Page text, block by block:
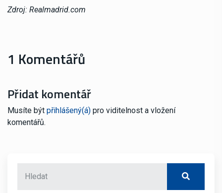
Zdroj: Realmadrid.com
1 Komentářů
Přidat komentář
Musíte být přihlášený(á) pro viditelnost a vložení
komentářů.